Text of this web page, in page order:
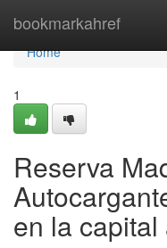
bookmarkahref
Home
Home
1
Reserva
en la